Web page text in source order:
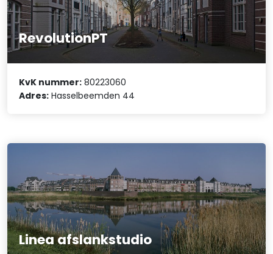
RevolutionPT
KvK nummer: 80223060
Adres: Hasselbeemden 44
Linea afslankstudio